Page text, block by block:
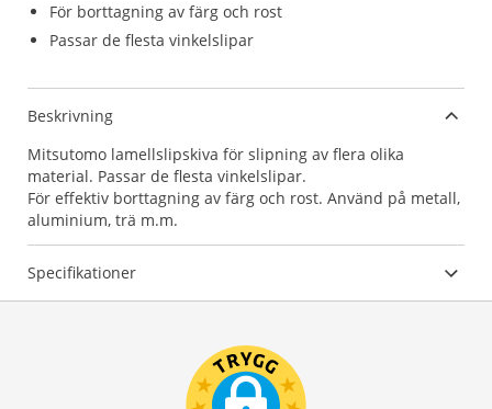
För borttagning av färg och rost
Passar de flesta vinkelslipar
Beskrivning
Mitsutomo lamellslipskiva för slipning av flera olika
material. Passar de flesta vinkelslipar.
För effektiv borttagning av färg och rost. Använd på metall,
aluminium, trä m.m.
Specifikationer